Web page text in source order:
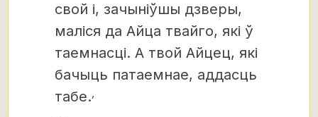
свой і, зачыніўшы дзверы,
маліся да Айца твайго, які ў
таемнасці. А твой Айцец, які
бачыць патаемнае, аддасць
табе.